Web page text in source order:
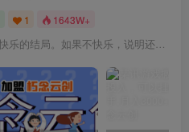
1 1643W+
上天只会安排的快乐的结局。如果不快乐，说明还不是最后结局